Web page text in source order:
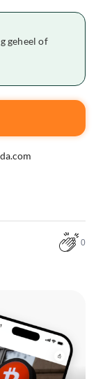
geheel of
0